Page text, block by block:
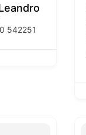
542251